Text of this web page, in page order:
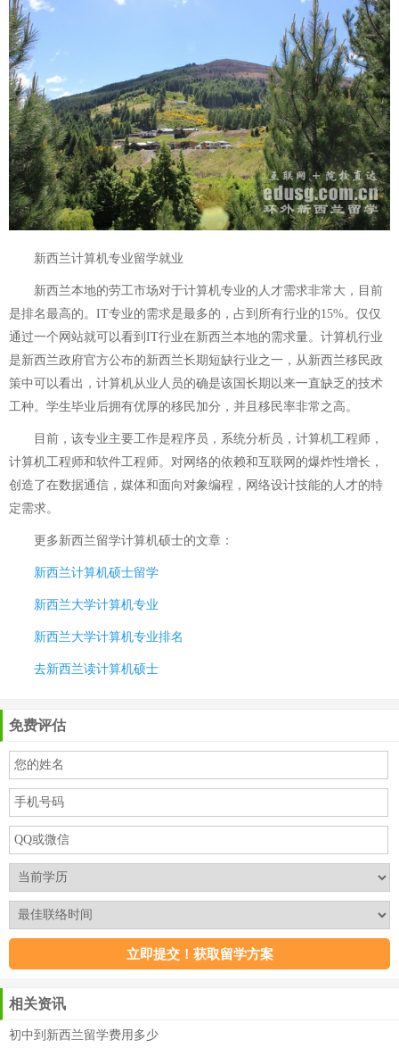
新西兰计算机专业留学就业
新西兰本地的劳工市场对于计算机专业的人才需求非常大，目前
是排名最高的。IT专业的需求是最多的，占到所有行业的15%。仅仅
通过一个网站就可以看到IT行业在新西兰本地的需求量。计算机行业
是新西兰政府官方公布的新西兰长期短缺行业之一，从新西兰移民政
策中可以看出，计算机从业人员的确是该国长期以来一直缺乏的技术
工种。学生毕业后拥有优厚的移民加分，并且移民率非常之高。
目前，该专业主要工作是程序员，系统分析员，计算机工程师，
计算机工程师和软件工程师。对网络的依赖和互联网的爆炸性增长，
创造了在数据通信，媒体和面向对象编程，网络设计技能的人才的特
定需求。
更多新西兰留学计算机硕士的文章：
新西兰计算机硕士留学
新西兰大学计算机专业
新西兰大学计算机专业排名
去新西兰读计算机硕士
免费评估
相关资讯
初中到新西兰留学费用多少